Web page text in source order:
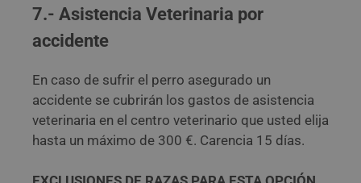
7.- Asistencia Veterinaria por
accidente
En caso de sufrir el perro asegurado un
accidente se cubrirán los gastos de asistencia
veterinaria en el centro veterinario que usted elija
hasta un máximo de 300 €. Carencia 15 días.